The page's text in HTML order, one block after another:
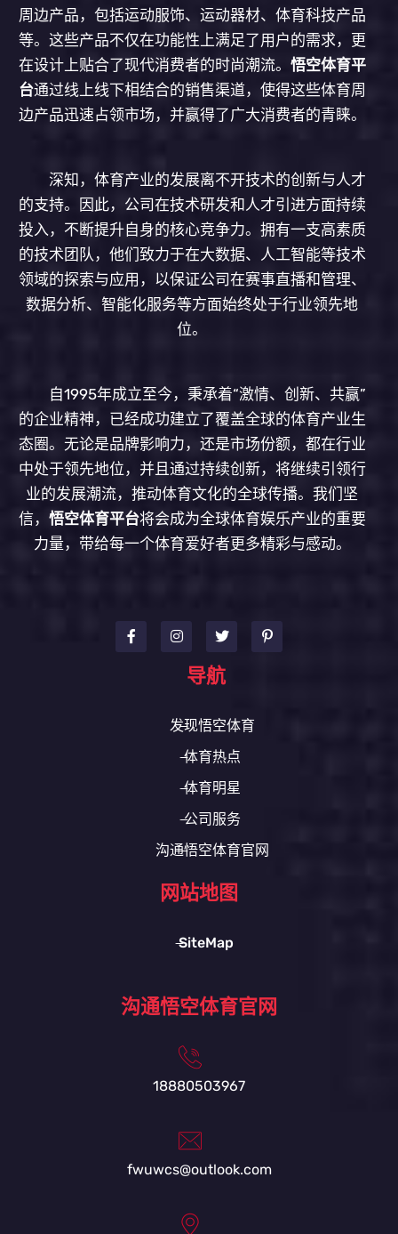
周边产品，包括运动服饰、运动器材、体育科技产品
等。这些产品不仅在功能性上满足了用户的需求，更
在设计上贴合了现代消费者的时尚潮流。 悟空体育平
台通过线上线下相结合的销售渠道，使得这些体育周
边产品迅速占领市场，并赢得了广大消费者的青睐。
深知，体育产业的发展离不开技术的创新与人才
的支持。因此，公司在技术研发和人才引进方面持续
投入，不断提升自身的核心竞争力。拥有一支高素质
的技术团队，他们致力于在大数据、人工智能等技术
领域的探索与应用，以保证公司在赛事直播和管理、
数据分析、智能化服务等方面始终处于行业领先地
位。
自1995年成立至今，秉承着“激情、创新、共赢”
的企业精神，已经成功建立了覆盖全球的体育产业生
态圈。无论是品牌影响力，还是市场份额，都在行业
中处于领先地位，并且通过持续创新，将继续引领行
业的发展潮流，推动体育文化的全球传播。我们坚
信， 悟空体育平台将会成为全球体育娱乐产业的重要
力量，带给每一个体育爱好者更多精彩与感动。
导航
发现悟空体育
体育热点
体育明星
公司服务
沟通悟空体育官网
网站地图
SiteMap
沟通悟空体育官网
18880503967
fwuwcs@outlook.com